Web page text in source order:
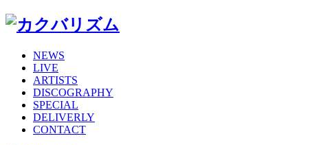
NEWS
LIVE
ARTISTS
DISCOGRAPHY
SPECIAL
DELIVERLY
CONTACT